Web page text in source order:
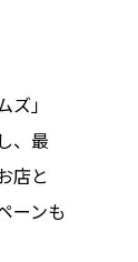
」
、最
店と
ーンも
ティ／まちづ
康／福祉
Engawa